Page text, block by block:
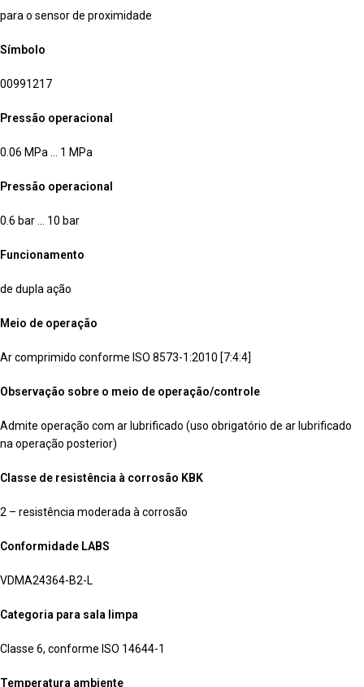
para o sensor de proximidade
Símbolo
00991217
Pressão operacional
0.06 MPa … 1 MPa
Pressão operacional
0.6 bar … 10 bar
Funcionamento
de dupla ação
Meio de operação
Ar comprimido conforme ISO 8573-1:2010 [7:4:4]
Observação sobre o meio de operação/controle
Admite operação com ar lubrificado (uso obrigatório de ar lubrificado
na operação posterior)
Classe de resistência à corrosão KBK
2 – resistência moderada à corrosão
Conformidade LABS
VDMA24364-B2-L
Categoria para sala limpa
Classe 6, conforme ISO 14644-1
Temperatura ambiente